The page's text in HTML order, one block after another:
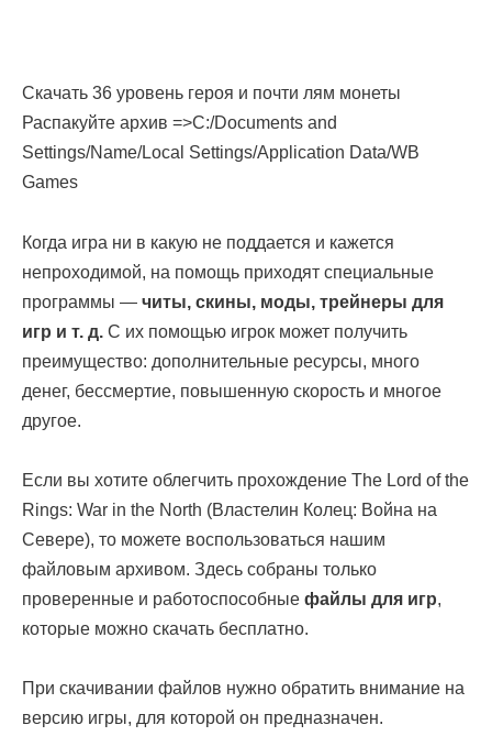
Скачать 36 уровень героя и почти лям монеты
Распакуйте архив =>C:/Documents and
Settings/Name/Local Settings/Application Data/WB
Games
Когда игра ни в какую не поддается и кажется
непроходимой, на помощь приходят специальные
программы — читы, скины, моды, трейнеры для
игр и т. д. С их помощью игрок может получить
преимущество: дополнительные ресурсы, много
денег, бессмертие, повышенную скорость и многое
другое.
Если вы хотите облегчить прохождение The Lord of the
Rings: War in the North (Властелин Колец: Война на
Севере), то можете воспользоваться нашим
файловым архивом. Здесь собраны только
проверенные и работоспособные файлы для игр,
которые можно скачать бесплатно.
При скачивании файлов нужно обратить внимание на
версию игры, для которой он предназначен.